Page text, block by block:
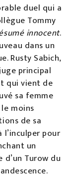
duel qui a
Tommy
innocent.
dans un
Rusty Sabich,
principal
qui vient de
sa femme
moins
de sa
pour
un
Turow du